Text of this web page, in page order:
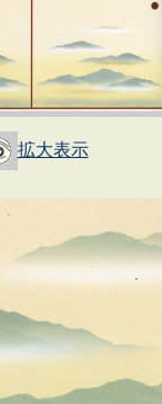
拡大表示